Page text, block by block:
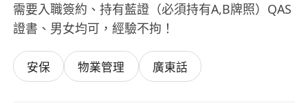
需要入職簽約、持有藍證（必須持有A,B牌照）QAS
證書、男女均可，經驗不拘！
安保 物業管理 廣東話